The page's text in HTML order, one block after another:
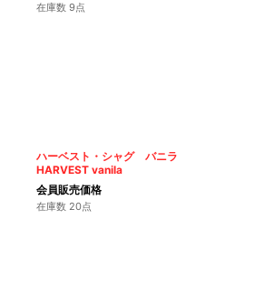
在庫数 9点
ハーベスト・シャグ バニラ
HARVEST vanila
会員販売価格
在庫数 20点